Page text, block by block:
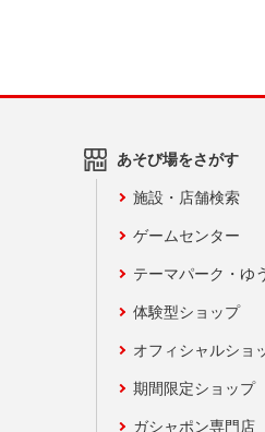
あそび場をさがす
施設・店舗検索
ゲームセンター
テーマパーク・ゆ
体験型ショップ
オフィシャルショ
期間限定ショップ
ガシャポン専門店